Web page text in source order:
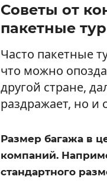
Советы от
пакетные
Часто пакетные
что можно
другой стране,
раздражает, но и
Размер багажа в
компаний.
стандартного